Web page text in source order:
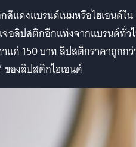
แดงแบรนด์เนมหรือไฮเอนด์ใน
จอลิปสติกอีกแท่งจากแบรนด์ทั่ว
แค่ 150 บาท ลิปสติกราคาถูกก
ของลิปสติกไฮเอนด์